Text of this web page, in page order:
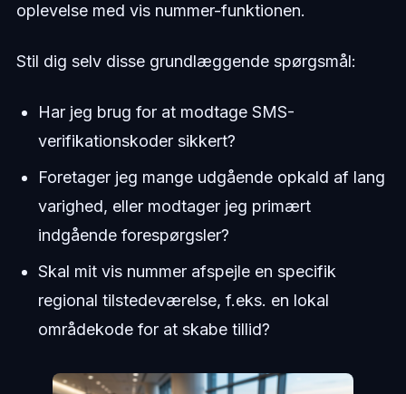
oplevelse med vis nummer-funktionen.
Stil dig selv disse grundlæggende spørgsmål:
Har jeg brug for at modtage SMS-
verifikationskoder sikkert?
Foretager jeg mange udgående opkald af lang
varighed, eller modtager jeg primært
indgående forespørgsler?
Skal mit vis nummer afspejle en specifik
regional tilstedeværelse, f.eks. en lokal
områdekode for at skabe tillid?